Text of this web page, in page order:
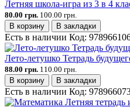
Летняя школа-игра из 3 в 4
80.00 грн. 100.00 грн.
В корзину
В закладки
Есть в наличии Код:
Лето-летушко Тетрадь
88.00 грн. 110.00 грн.
В корзину
В закладки
Есть в наличии Код: